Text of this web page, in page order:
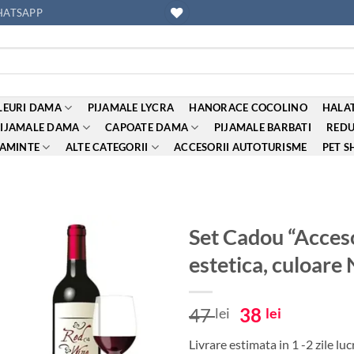
DAMA PIJAMALE LYCRA HANORACE COCOLINO
DAMA CAPOATE DAMA PIJAMALE BARBATI
ALTE CATEGORII ACCESORII AUTOTURISME PET
favorite
Set Cadou
estetica, culoare
47lei
Prețul
38 lei
Livrare estimata in 1 -2 zile